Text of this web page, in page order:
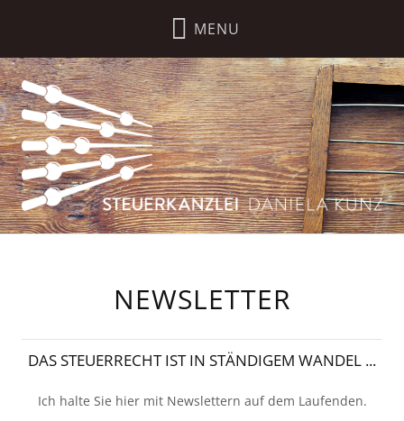
NEWSLETTER
DAS STEUERRECHT IST IN STÄNDIGEM WANDEL ...
Ich halte Sie hier mit Newslettern auf dem Laufenden.